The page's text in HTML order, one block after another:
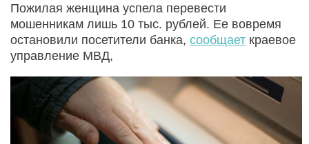
Пожилая женщина успела перевести
мошенникам лишь 10 тыс. рублей. Ее вовремя
остановили посетители банка, сообщает краевое
управление МВД,